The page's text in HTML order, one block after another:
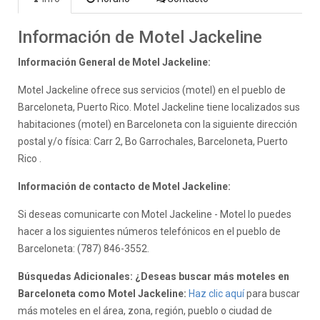
Información de Motel Jackeline
Información General de Motel Jackeline:
Motel Jackeline ofrece sus servicios (motel) en el pueblo de
Barceloneta, Puerto Rico. Motel Jackeline tiene localizados sus
habitaciones (motel) en Barceloneta con la siguiente dirección
postal y/o física: Carr 2, Bo Garrochales, Barceloneta, Puerto
Rico .
Información de contacto de Motel Jackeline:
Si deseas comunicarte con Motel Jackeline - Motel lo puedes
hacer a los siguientes números telefónicos en el pueblo de
Barceloneta: (787) 846-3552.
Búsquedas Adicionales: ¿Deseas buscar más moteles en
Barceloneta como Motel Jackeline: Haz clic aquípara buscar
más moteles en el área, zona, región, pueblo o ciudad de